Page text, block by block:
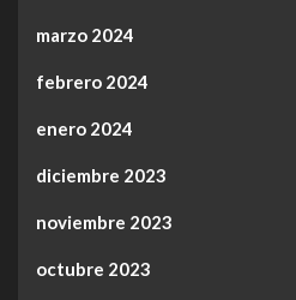
marzo 2024
febrero 2024
enero 2024
diciembre 2023
noviembre 2023
octubre 2023